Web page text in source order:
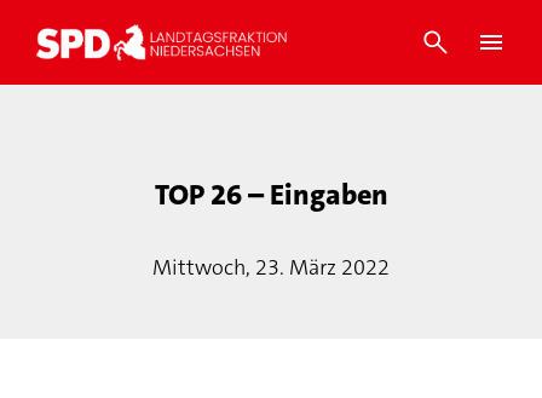
TOP 26 – Eingaben
Mittwoch, 23. März 2022